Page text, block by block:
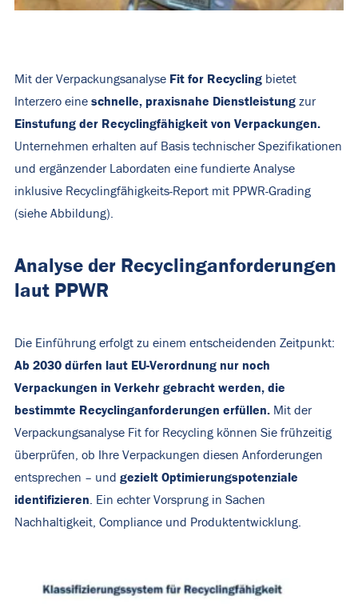
Mit der Verpackungsanalyse Fit for Recycling bietet
Interzero eine schnelle, praxisnahe Dienstleistung zur
Einstufung der Recyclingfähigkeit von Verpackungen.
Unternehmen erhalten auf Basis technischer Spezifikationen
und ergänzender Labordaten eine fundierte Analyse
inklusive Recyclingfähigkeits-Report mit PPWR-Grading
(siehe Abbildung)
Analyse der Recyclinganforderungen
laut PPWR
Die Einführung erfolgt zu einem entscheidenden Zeitpunkt:
Ab 2030 dürfen laut EU-Verordnung nur noch
Verpackungen in Verkehr gebracht werden, die
bestimmte Recyclinganforderungen erfüllen. Mit der
Verpackungsanalyse Fit forRecycling können Sie frühzeitig
überprüfen, ob Ihre Verpackungen diesen Anforderungen
entsprechen – und gezielt Optimierungspotenziale
identifizieren . Ein echter Vorsprung in Sachen
Nachhaltigkeit, Compliance und Produktentwicklung.